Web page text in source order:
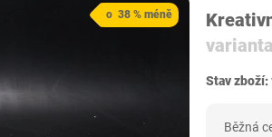
o 38 % méně
Stav zboží:
Běžná